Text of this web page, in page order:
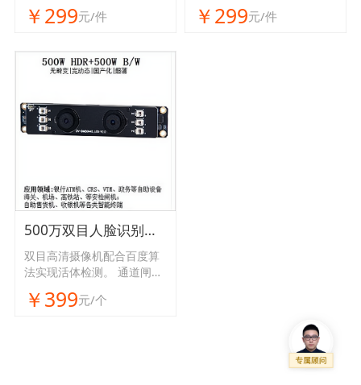
￥299元/件
温度范围稳定工作
￥299元/件
500万双目人脸识别相机
双目高清摄像机配合百度算
法实现活体检测。 通道闸
新零售人脸识别结算等行业
￥399元/个